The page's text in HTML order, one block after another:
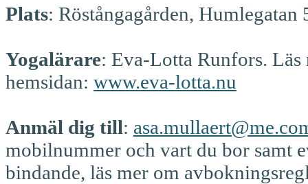
Plats: Röstångagården, Humlegatan
Yogalärare: Eva-Lotta Runfors.
hemsidan: www.eva-lotta.nu
Anmäl dig till:
mobilnummer och vart du bor samt
bindande, läs mer om